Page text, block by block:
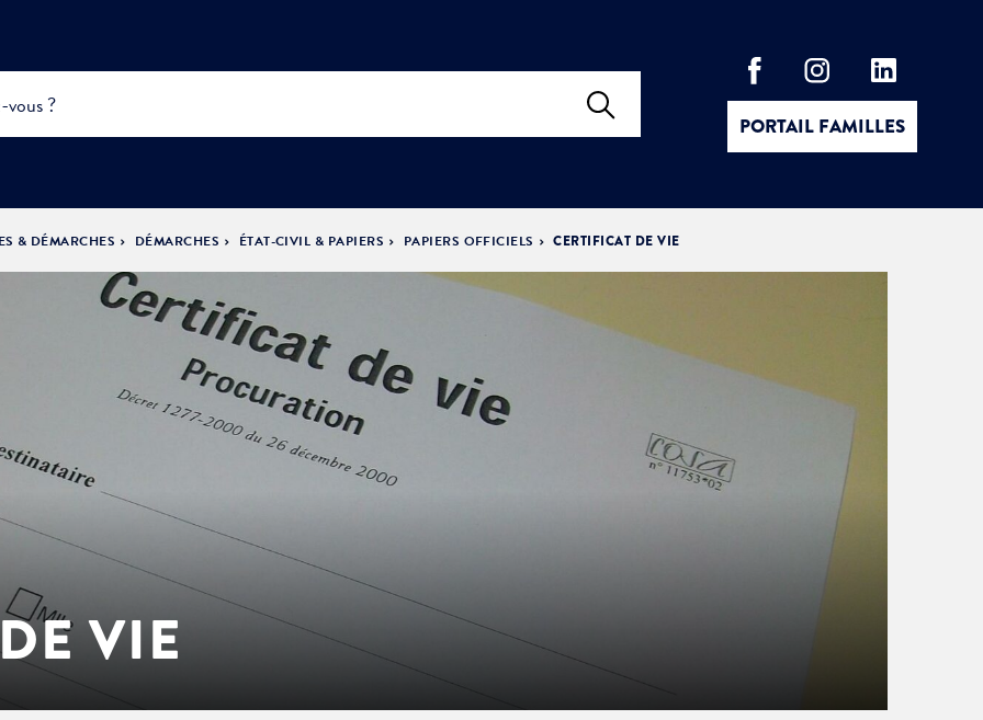
PORTAIL FAMILLES
ACTUALITÉS &
ÉVÈNEMENTS
DÉMOCRATIE
& DÉMARCHES DÉMARCHES ÉTAT-CIVIL & PAPIERS PAPIERS OFFICIELS CERTIFICAT DE VIE
VIE